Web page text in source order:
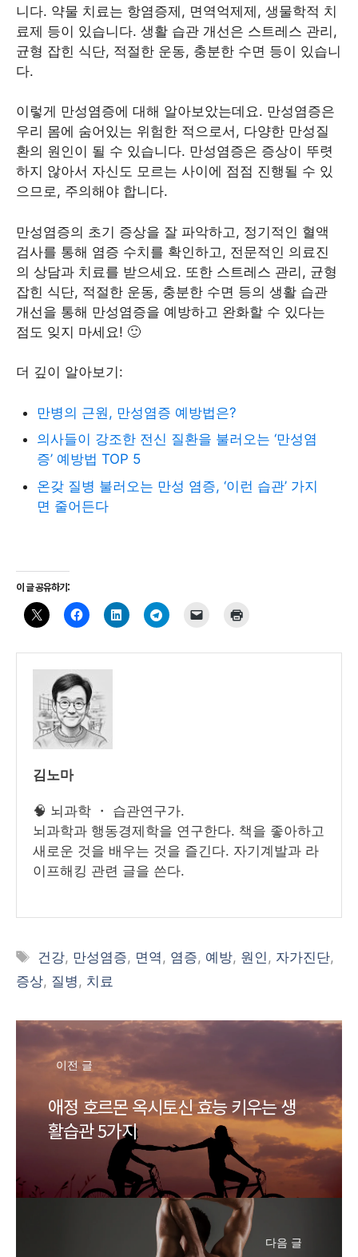
니다. 약물 치료는 항염증제, 면역억제제, 생물학적 치
료제 등이 있습니다. 생활 습관 개선은 스트레스 관리,
균형 잡힌 식단, 적절한 운동, 충분한 수면 등이 있습니
다.
이렇게 만성염증에 대해 알아보았는데요. 만성염증은
우리 몸에 숨어있는 위험한 적으로서, 다양한 만성질
환의 원인이 될 수 있습니다. 만성염증은 증상이 뚜렷
하지 않아서 자신도 모르는 사이에 점점 진행될 수 있
으므로, 주의해야 합니다.
만성염증의 초기 증상을 잘 파악하고, 정기적인 혈액
검사를 통해 염증 수치를 확인하고, 전문적인 의료진
의 상담과 치료를 받으세요. 또한 스트레스 관리, 균형
잡힌 식단, 적절한 운동, 충분한 수면 등의 생활 습관
개선을 통해 만성염증을 예방하고 완화할 수 있다는
점도 잊지 마세요! 🙂
더 깊이 알아보기:
만병의 근원, 만성염증 예방법은?
의사들이 강조한 전신 질환을 불러오는 ‘만성염
증’ 예방법 TOP 5
온갖 질병 불러오는 만성 염증, ‘이런 습관’ 가지
면 줄어든다
이 글 공유하기:
김노마
🧠 뇌과학 ・ 습관연구가.
뇌과학과 행동경제학을 연구한다. 책을 좋아하고
새로운 것을 배우는 것을 즐긴다. 자기계발과 라
이프해킹 관련 글을 쓴다.
태
그
건강, 만성염증, 면역, 염증, 예방, 원인, 자가진단,
증상, 질병, 치료
이전 글
애정 호르몬 옥시토신 효능 키우는 생
활습관 5가지
다음 글